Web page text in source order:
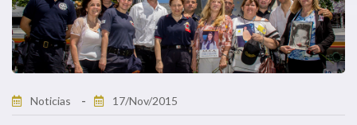
Noticias 17/Nov/2015